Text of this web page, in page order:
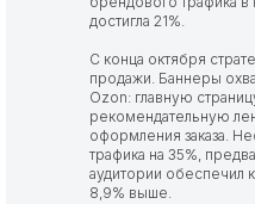
достигла 21%.
С конца октября
продажи. Баннеры
Ozon: главную
рекомендательную
оформления заказа.
трафика на 35%,
аудитории обеспечил
8,9% выше.